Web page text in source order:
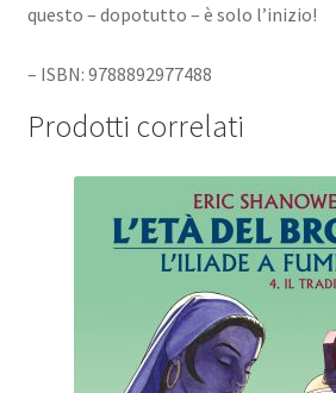
questo – dopotutto – è solo l’inizio!
– ISBN: 9788892977488
Prodotti correlati